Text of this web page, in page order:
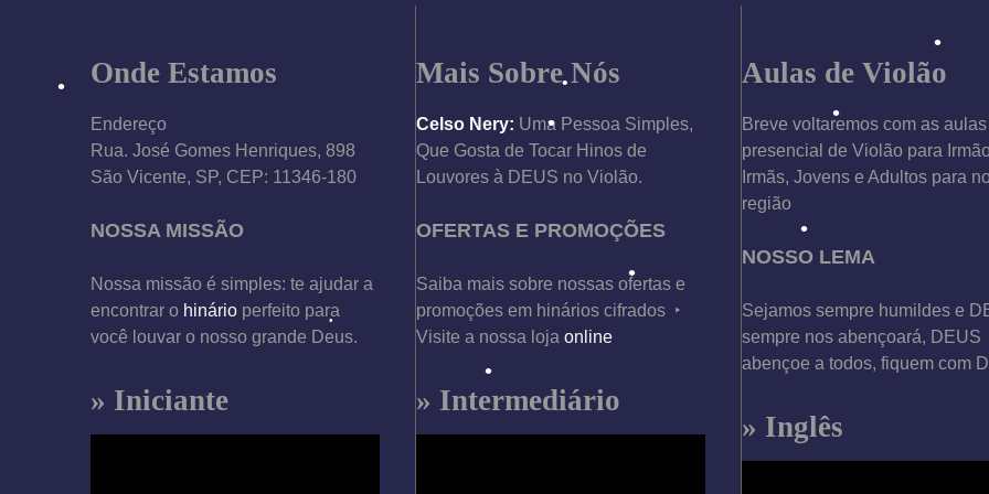
Onde Estamos
Endereço
Rua. José Gomes Henriques, 898
São Vicente, SP, CEP: 11346-180
NOSSA MISSÃO
Nossa missão é simples: te ajudar a
encontrar o hinário perfeito para
você louvar o nosso grande Deus.
» Iniciante
Mais Sobre Nós
Celso Nery: Uma Pessoa Simples,
Que Gosta de Tocar Hinos de
Louvores à DEUS no Violão.
OFERTAS E PROMOÇÕES
Saiba mais sobre nossas ofertas e
promoções em hinários cifrados ‣
Visite a nossa loja online
» Intermediário
Aulas de Violão
Breve voltaremos com as aulas
presencial de Violão para
Irmãs, Jovens e Adultos para
região
NOSSO LEMA
Sejamos sempre humildes e
sempre nos abençoará, DEUS
abençoe a todos, fiquem com
» Inglês
•
•
•
•